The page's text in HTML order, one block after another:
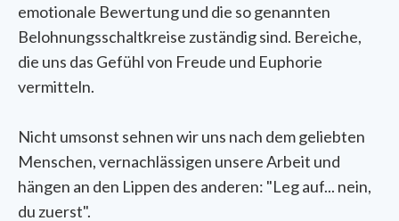
emotionale Bewertung und die so genannten
Belohnungsschaltkreise zuständig sind. Bereiche,
die uns das Gefühl von Freude und Euphorie
vermitteln.
Nicht umsonst sehnen wir uns nach dem geliebten
Menschen, vernachlässigen unsere Arbeit und
hängen an den Lippen des anderen: "Leg auf... nein,
du zuerst".